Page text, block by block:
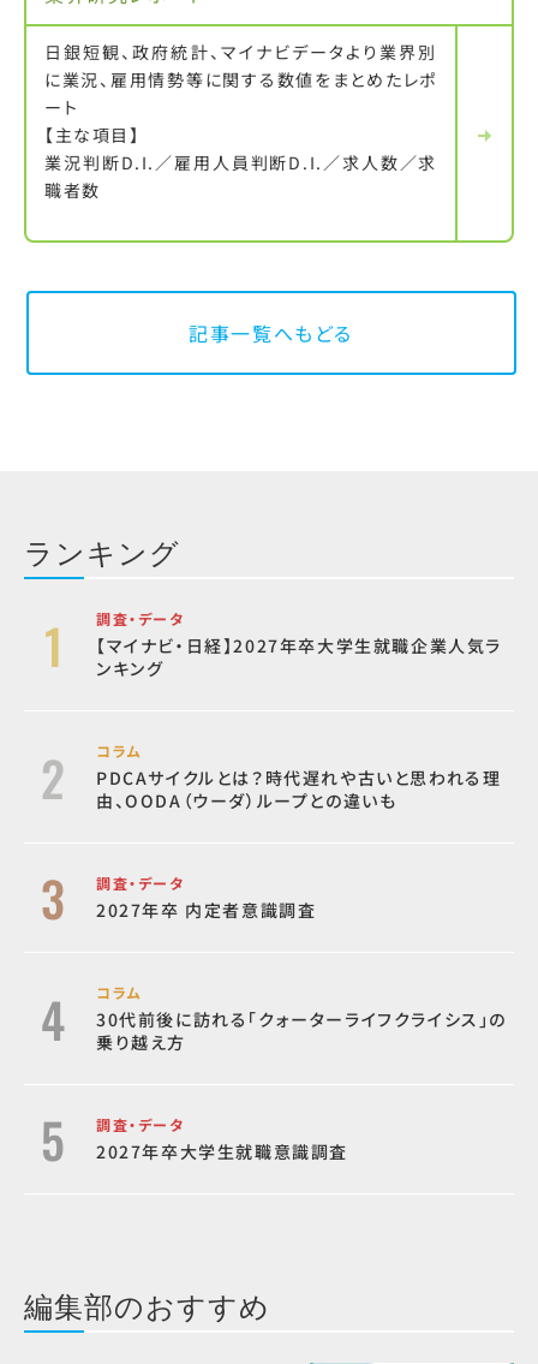
日銀短観、政府統計、マイナビデータより業界別
に業況、雇用情勢等に関する数値をまとめたレポ
ート
【主な項目】
業況判断D.I.／雇用人員判断D.I.／求人数／求
職者数
記事一覧へもどる
ランキング
調査・データ
【マイナビ・日経】2027年卒大学生就職企業人気ラ
ンキング
コラム
PDCAサイクルとは？時代遅れや古いと思われる理
由、OODA（ウーダ）ループとの違いも
調査・データ
2027年卒 内定者意識調査
コラム
30代前後に訪れる「クォーターライフクライシス」の
乗り越え方
調査・データ
2027年卒大学生就職意識調査
編集部のおすすめ